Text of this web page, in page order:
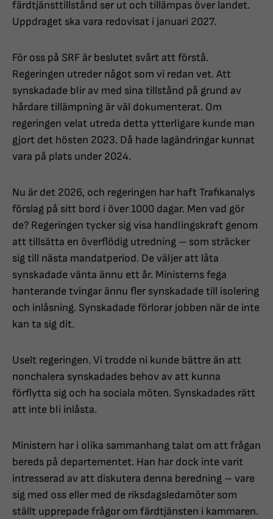
färdtjänsttillstånd ser ut och tillämpas över landet.
Uppdraget ska vara redovisat i januari 2027.
För oss på SRF är beslutet svårt att förstå.
Regeringen utreder något som vi redan vet. Att
synskadade blir av med sina tillstånd på grund av
hårdare tillämpning är väl dokumenterat. Om
regeringen velat utreda detta ytterligare kunde man
gjort det hösten 2023. Då hade lagändringar kunnat
vara på plats under 2024.
Nu är det 2026, och regeringen har haft Trafikanalys
förslag på sitt bord i över 1000 dagar. Men vad gör
de? Regeringen tycker sig visa handlingskraft genom
att tillsätta en överflödig utredning – som sträcker
sig till nästa mandatperiod. De väljer att låta
synskadade vänta ännu ett år. Ministerns fega
hanterande tvingar ännu fler synskadade till isolering
och inlåsning. Synskadade förlorar jobben när de inte
kan ta sig dit.
Uselt regeringen. Vi trodde ni kunde bättre än att
nonchalera synskadades behov av att kunna
förflytta sig och ha sociala möten. Synskadades rätt
att inte bli inlåsta.
Ministern har i olika sammanhang talat om att frågan
bereds på departementet. Han har dock inte varit
intresserad av att diskutera denna beredning – vare
sig med oss eller med de riksdagsledamöter som
ställt upprepade frågor om färdtjänsten i kammaren.